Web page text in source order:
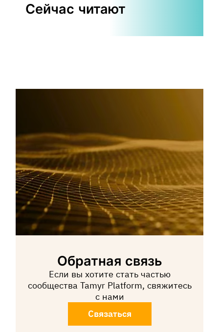
Сейчас читают
Обратная связь
Если вы хотите стать частью
сообщества Tamyr Platform, свяжитесь
с нами
Связаться